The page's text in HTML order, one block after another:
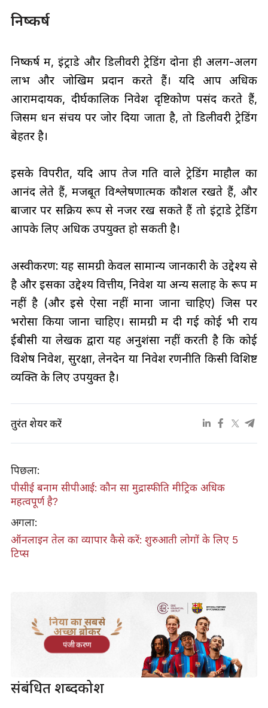
निष्कर्ष
निष्कर्ष में, इंट्राडे और डिलीवरी ट्रेडिंग दोनों ही अलग-अलग
लाभ और जोखिम प्रदान करते हैं। यदि आप अधिक
आरामदायक, दीर्घकालिक निवेश दृष्टिकोण पसंद करते हैं,
जिसमें धन संचय पर जोर दिया जाता है, तो डिलीवरी ट्रेडिंग
बेहतर है।
इसके विपरीत, यदि आप तेज गति वाले ट्रेडिंग माहौल का
आनंद लेते हैं, मजबूत विश्लेषणात्मक कौशल रखते हैं, और
बाजार पर सक्रिय रूप से नजर रख सकते हैं तो इंट्राडे ट्रेडिंग
आपके लिए अधिक उपयुक्त हो सकती है।
अस्वीकरण: यह सामग्री केवल सामान्य जानकारी के उद्देश्य से
है और इसका उद्देश्य वित्तीय, निवेश या अन्य सलाह के रूप में
नहीं है (और इसे ऐसा नहीं माना जाना चाहिए) जिस पर
भरोसा किया जाना चाहिए। सामग्री में दी गई कोई भी राय
ईबीसी या लेखक द्वारा यह अनुशंसा नहीं करती है कि कोई
विशेष निवेश, सुरक्षा, लेनदेन या निवेश रणनीति किसी विशिष्ट
व्यक्ति के लिए उपयुक्त है।
तुरंत शेयर करें
पिछला:
पीसीई बनाम सीपीआई: कौन सा मुद्रास्फीति मीट्रिक अधिक
महत्वपूर्ण है?
अगला:
ऑनलाइन तेल का व्यापार कैसे करें: शुरुआती लोगों के लिए 5
टिप्स
दुनिया का सबसे
अच्छा ब्रोकर
पंजीकरण
संबंधित शब्दकोश